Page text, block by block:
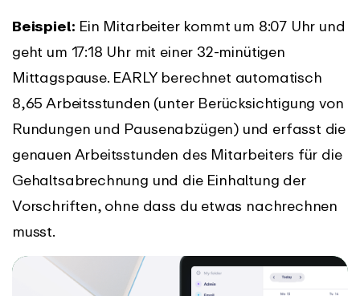
Beispiel: Ein Mitarbeiter kommt um 8:07 Uhr und
geht um 17:18 Uhr mit einer 32-minütigen
Mittagspause. EARLY berechnet automatisch
8,65 Arbeitsstunden (unter Berücksichtigung von
Rundungen und Pausenabzügen) und erfasst die
genauen Arbeitsstunden des Mitarbeiters für die
Gehaltsabrechnung und die Einhaltung der
Vorschriften, ohne dass du etwas nachrechnen
musst.